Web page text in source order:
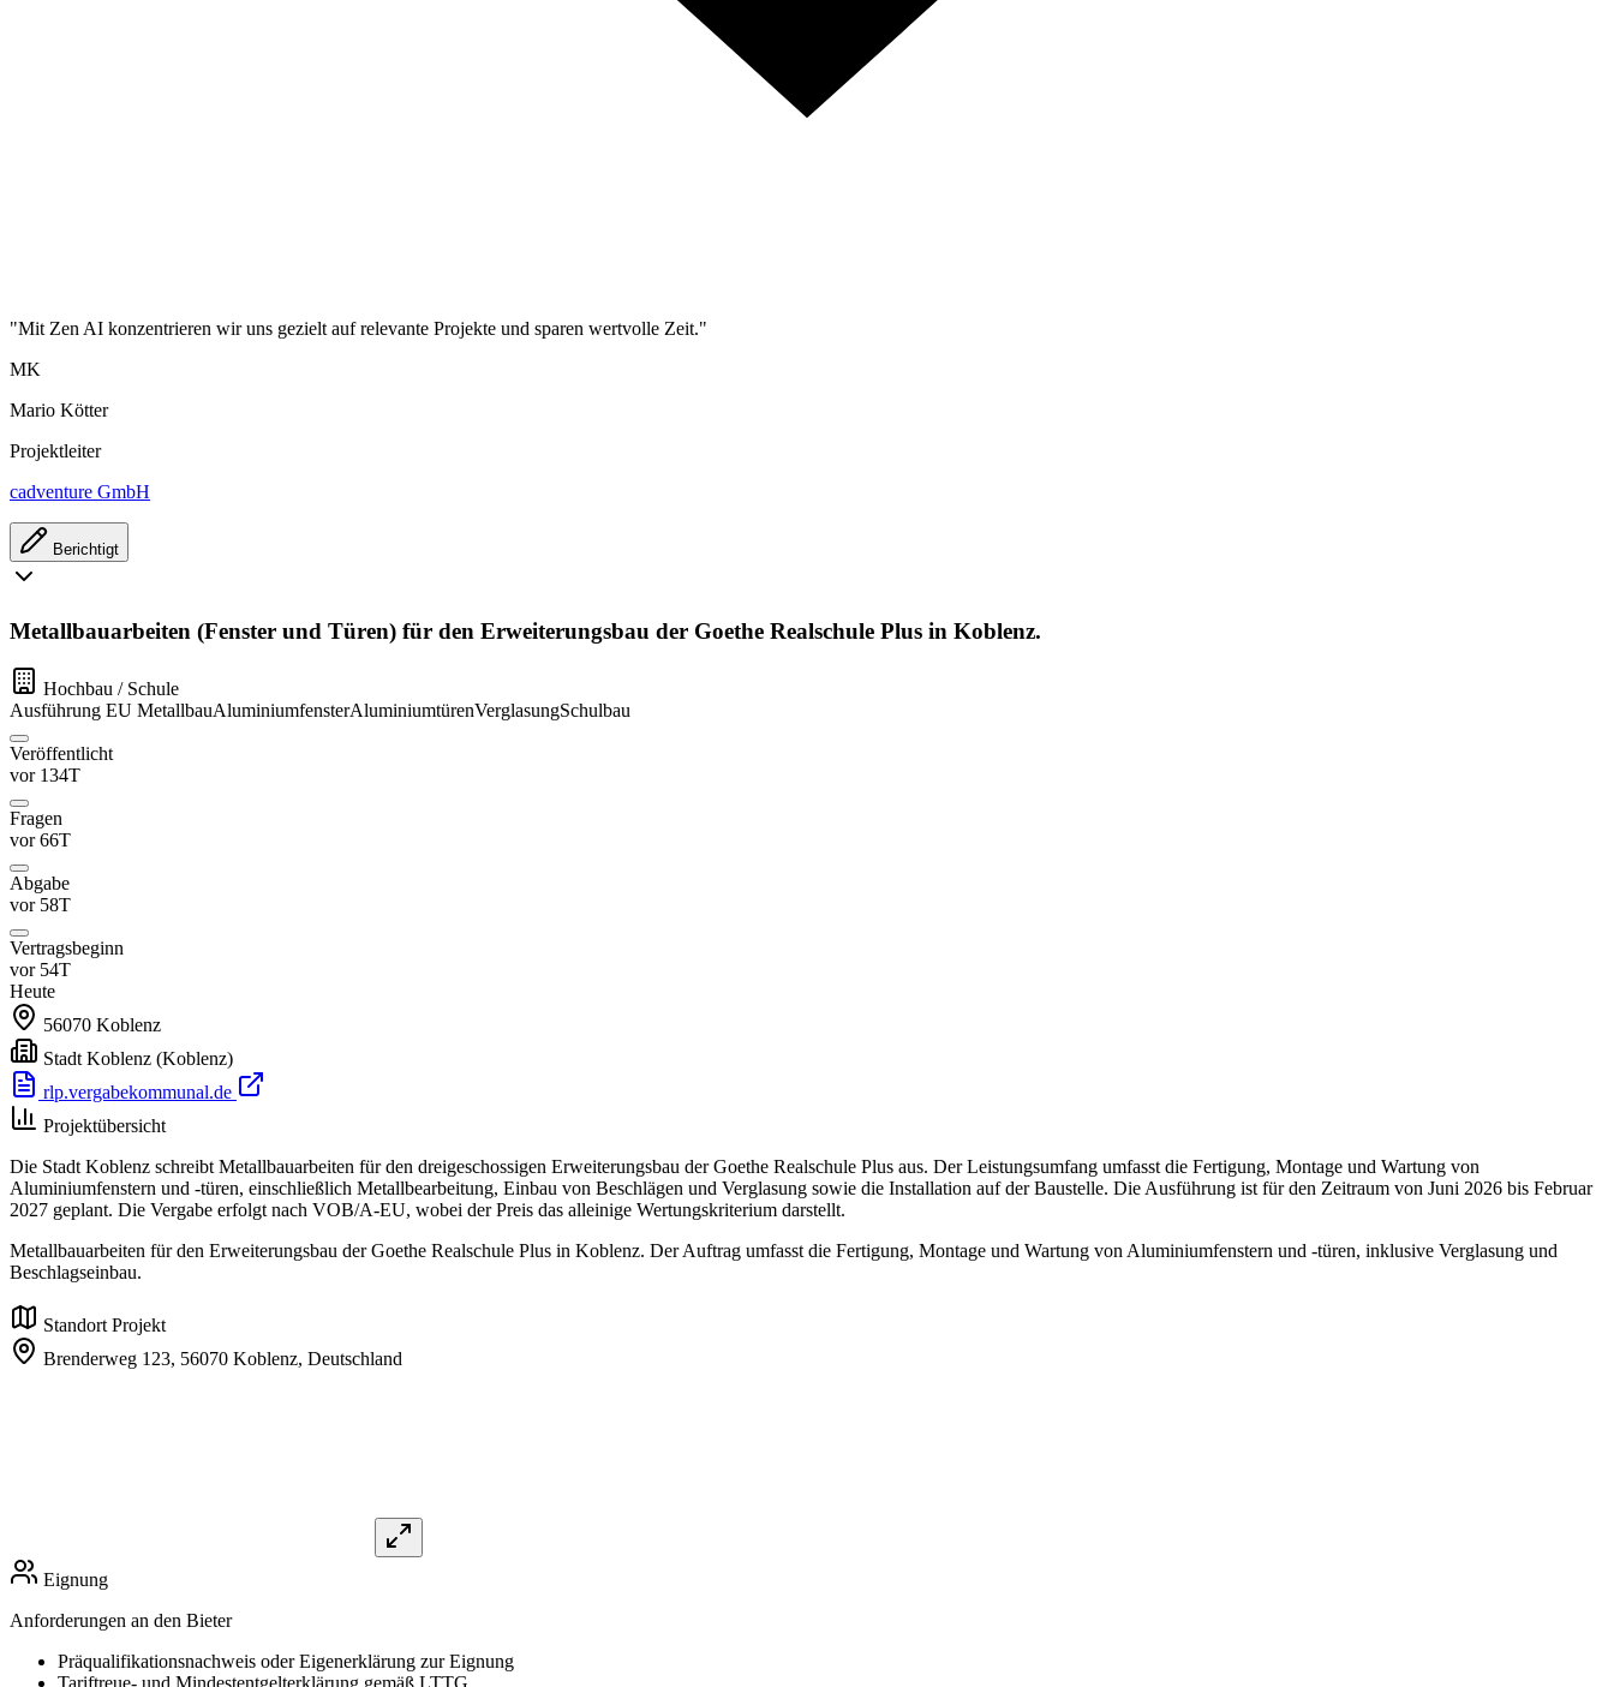
"Mit Zen AI konzentrieren wir uns gezielt auf relevante Projekte und sparen wertvolle Zeit."
MK
Mario Kötter
Projektleiter
cadventure GmbH
Berichtigt
Metallbauarbeiten (Fenster und Türen) für den Erweiterungsbau der Goethe Realschule Plus in Koblenz.
Hochbau / Schule
Ausführung EU MetallbauAluminiumfensterAluminiumtürenVerglasungSchulbau
Veröffentlicht
vor 134T
Fragen
vor 66T
Abgabe
vor 58T
Vertragsbeginn
vor 54T
Heute
56070 Koblenz
Stadt Koblenz (Koblenz)
rlp.vergabekommunal.de
Projektübersicht
Die Stadt Koblenz schreibt Metallbauarbeiten für den dreigeschossigen Erweiterungsbau der Goethe Realschule Plus aus. Der Leistungsumfang umfasst die Fertigung, Montage und Wartung von
Aluminiumfenstern und -türen, einschließlich Metallbearbeitung, Einbau von Beschlägen und Verglasung sowie die Installation auf der Baustelle. Die Ausführung ist für den Zeitraum von Juni 2026 bis Februar
2027 geplant. Die Vergabe erfolgt nach VOB/A-EU, wobei der Preis das alleinige Wertungskriterium darstellt.
Metallbauarbeiten für den Erweiterungsbau der Goethe Realschule Plus in Koblenz. Der Auftrag umfasst die Fertigung, Montage und Wartung von Aluminiumfenstern und -türen, inklusive Verglasung und
Beschlagseinbau.
Standort Projekt
Brenderweg 123, 56070 Koblenz, Deutschland
Eignung
Anforderungen an den Bieter
Präqualifikationsnachweis oder Eigenerklärung zur Eignung